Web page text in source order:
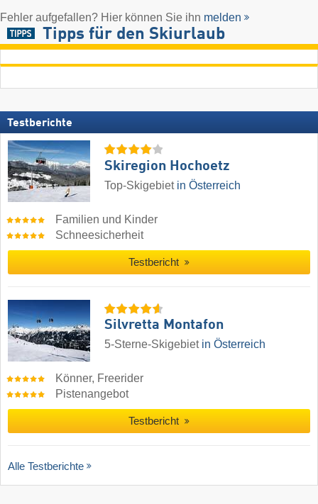
Fehler aufgefallen? Hier können Sie ihn melden
Tipps für den Skiurlaub
Testberichte
Skiregion Hochoetz
Top-Skigebiet in Österreich
Familien und Kinder
Schneesicherheit
Testbericht
Silvretta Montafon
5-Sterne-Skigebiet in Österreich
Könner, Freerider
Pistenangebot
Testbericht
Alle Testberichte